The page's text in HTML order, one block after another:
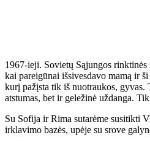
1967-ieji. Sovietų Sąjungos
kai pareigūnai išsivesdavo mamą ir
kurį pažįsta tik iš nuotraukos,
atstumas, bet ir geležinė uždanga.
Su Sofija ir Rima sutarėme susitikti
irklavimo bazės, upėje su srove